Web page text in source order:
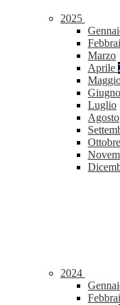
2025
Marzo
Aprile
Giugno
Luglio
Agosto
Ottobre
2024